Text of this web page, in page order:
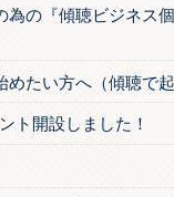
為の『傾聴ビジネス
たい方へ（傾聴で
ト開設しました！